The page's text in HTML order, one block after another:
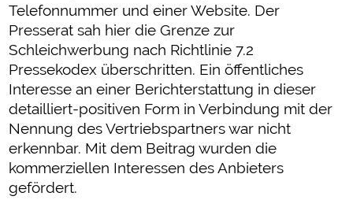
Telefonnummer und einer Website. Der
Presserat sah hier die Grenze zur
Schleichwerbung nach Richtlinie 7.2
Pressekodex überschritten. Ein öffentliches
Interesse an einer Berichterstattung in dieser
detailliert-positiven Form in Verbindung mit der
Nennung des Vertriebspartners war nicht
erkennbar. Mit dem Beitrag wurden die
kommerziellen Interessen des Anbieters
gefördert.